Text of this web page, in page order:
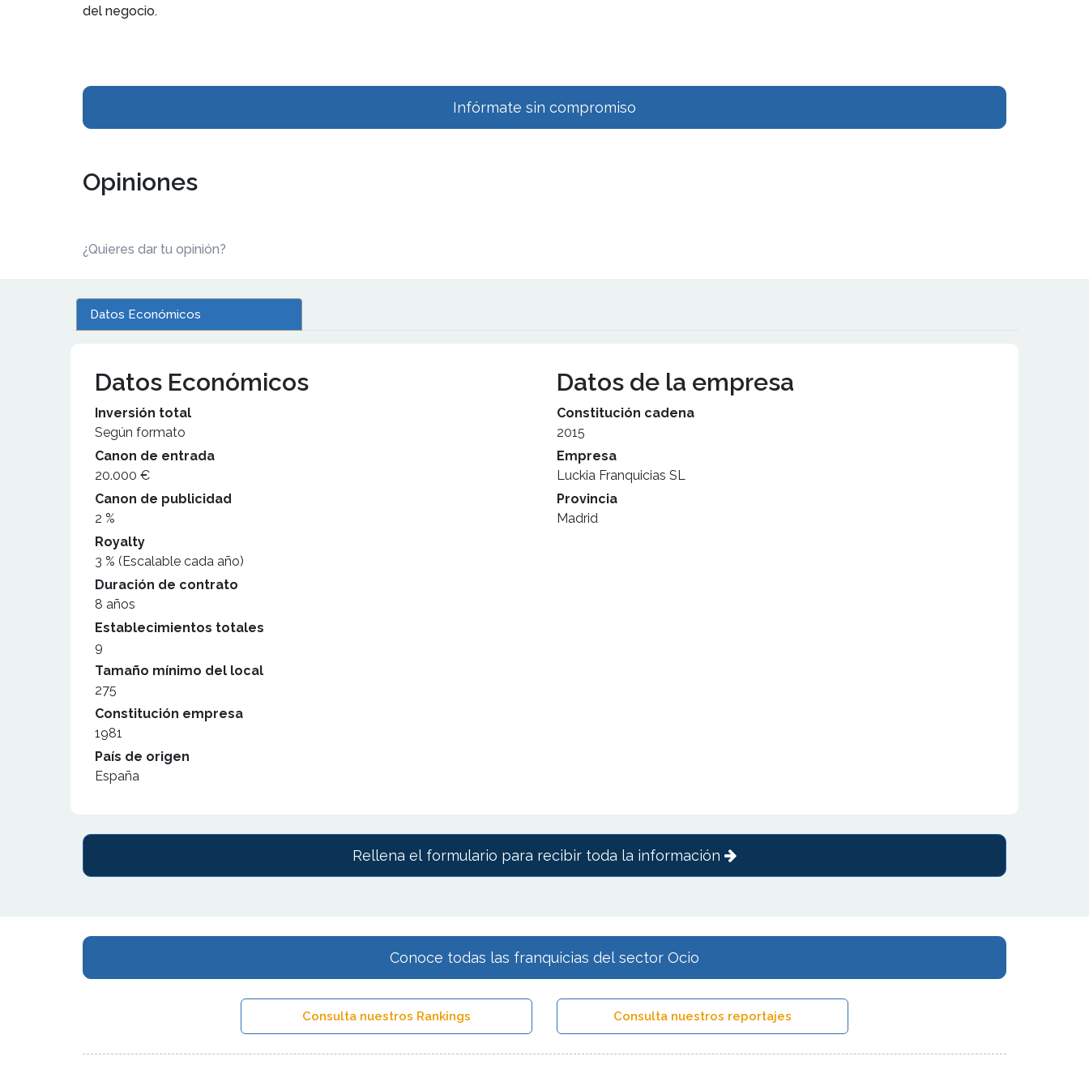
del negocio.
Infórmate sin compromiso
Opiniones
¿Quieres dar tu opinión?
Datos Económicos
Datos Económicos
Inversión total
Según formato
Canon de entrada
20.000 €
Canon de publicidad
2 %
Royalty
3 % (Escalable cada año)
Duración de contrato
8 años
Establecimientos totales
9
Tamaño mínimo del local
275
Constitución empresa
1981
País de origen
España
Datos de la empresa
Constitución cadena
2015
Empresa
Luckia Franquicias SL
Provincia
Madrid
Rellena el formulario para recibir toda la información
Conoce todas las franquicias del sector Ocio
Consulta nuestros Rankings Consulta nuestros reportajes